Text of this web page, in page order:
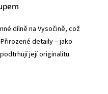
dílně na Vysočině, což
detaily – jako
její originalitu.